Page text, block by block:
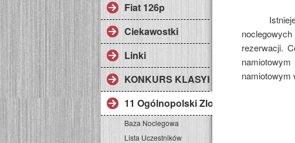
Fiat 126p
Ciekawostki
Linki
KONKURS KLASYK ROKU
11 Ogólnopolski Zlot Fiata 126p
Baza Noclegowa
Lista Uczestników
rezerwacji.
namiotowym